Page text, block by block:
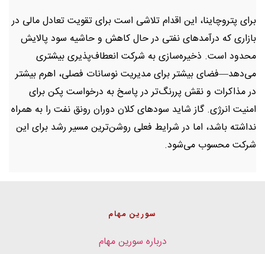
برای پتروچاینا، این اقدام تلاشی است برای تقویت تعادل مالی در
بازاری که درآمدهای نفتی در حال کاهش و حاشیه سود پالایش
محدود است. ذخیره‌سازی به شرکت انعطاف‌پذیری بیشتری
می‌دهد—فضای بیشتر برای مدیریت نوسانات فصلی، اهرم بیشتر
در مذاکرات و نقش پررنگ‌تر در پاسخ به درخواست پکن برای
امنیت انرژی. گاز شاید سودهای کلان دوران رونق نفت را به همراه
نداشته باشد، اما در شرایط فعلی روشن‌ترین مسیر رشد برای این
شرکت محسوب می‌شود.
سورین مهام
درباره سورین مهام